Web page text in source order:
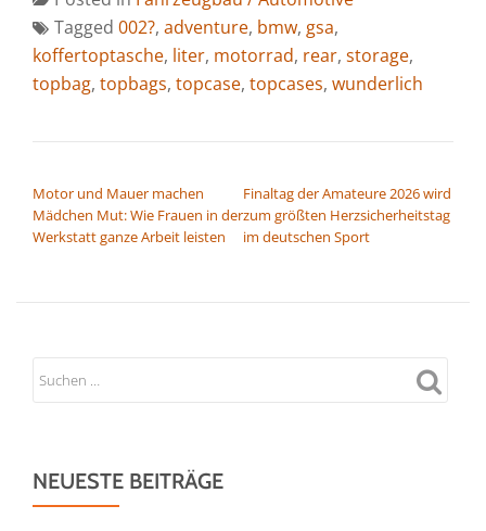
Tagged 002?, adventure, bmw, gsa,
koffertoptasche, liter, motorrad, rear, storage,
topbag, topbags, topcase, topcases, wunderlich
Motor und Mauer machen
Mädchen Mut: Wie Frauen in der
Werkstatt ganze Arbeit leisten
Finaltag der Amateure 2026 wird
zum größten Herzsicherheitstag
im deutschen Sport
NEUESTE BEITRÄGE